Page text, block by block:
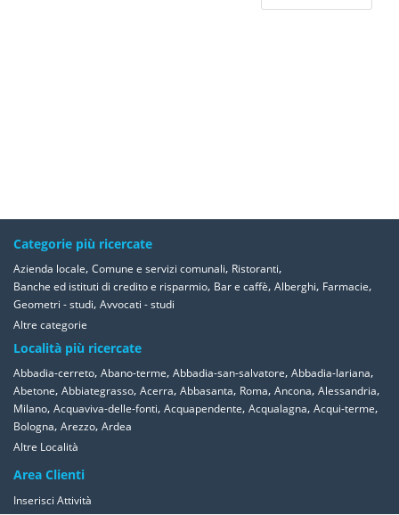
Categorie più ricercate
Azienda locale, Comune e servizi comunali, Ristoranti,
Banche ed istituti di credito e risparmio, Bar e caffè, Alberghi, Farmacie,
Geometri - studi, Avvocati - studi
Altre categorie
Località più ricercate
Abbadia-cerreto, Abano-terme, Abbadia-san-salvatore, Abbadia-lariana,
Abetone, Abbiategrasso, Acerra, Abbasanta, Roma, Ancona, Alessandria,
Milano, Acquaviva-delle-fonti, Acquapendente, Acqualagna, Acqui-terme,
Bologna, Arezzo, Ardea
Altre Località
Area Clienti
Inserisci Attività